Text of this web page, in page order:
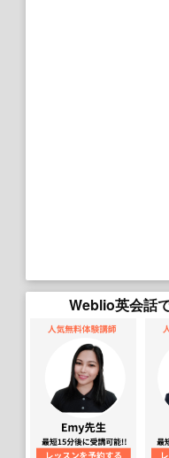
Weblio英会話